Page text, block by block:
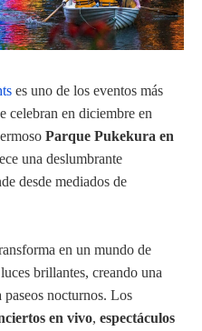
es uno de los eventos más
celebran en diciembre en
Parque Pukekura en
una deslumbrante
desde mediados de
en un mundo de
brillantes, creando una
paseos nocturnos. Los
en vivo, espectáculos